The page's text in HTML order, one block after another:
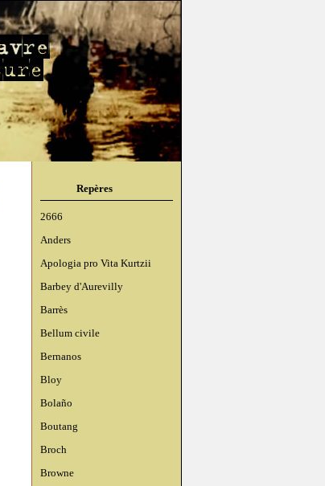
Repères
2666
Anders
Apologia pro Vita Kurtzii
Barbey d'Aurevilly
Barrès
Bellum civile
Bernanos
Bloy
Bolaño
Boutang
Broch
Browne